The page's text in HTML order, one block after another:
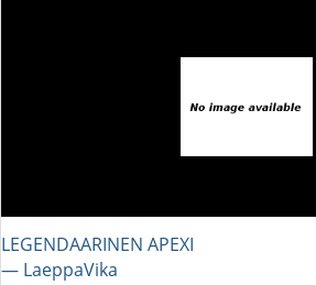
LEGENDAARINEN APEXI
― LaeppaVika